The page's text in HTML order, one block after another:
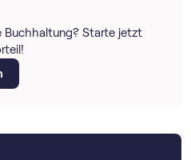
Buchhaltung? Starte jetzt